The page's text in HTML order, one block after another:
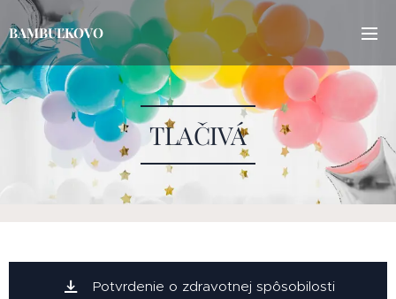
BAMBUĽKOVO
TLAČIVÁ
Potvrdenie o zdravotnej spôsobilosti